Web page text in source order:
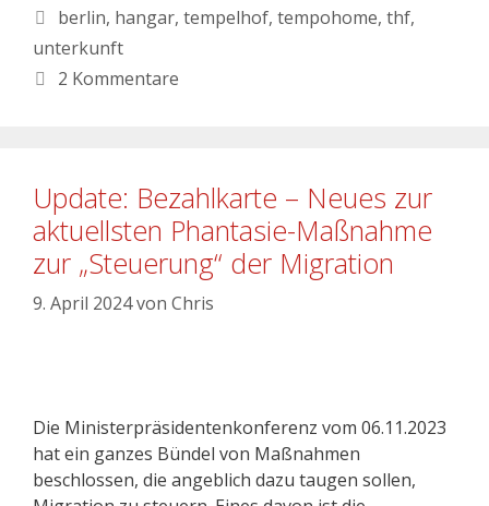
berlin, hangar, tempelhof, tempohome, thf,
unterkunft
2 Kommentare
Update: Bezahlkarte – Neues zur
aktuellsten Phantasie-Maßnahme
zur „Steuerung“ der Migration
9. April 2024von Chris
Die Ministerpräsidentenkonferenz vom 06.11.2023
hat ein ganzes Bündel von Maßnahmen
beschlossen, die angeblich dazu taugen sollen,